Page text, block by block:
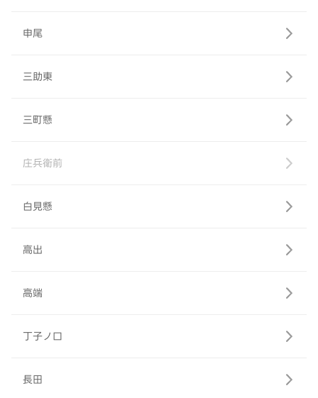
申尾
三助東
三町懸
庄兵衛前
白見懸
高出
高端
丁子ノ口
長田